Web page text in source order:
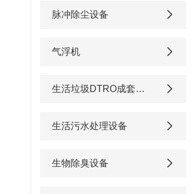
脉冲除尘设备
气浮机
生活垃圾DTRO成套渗滤液处理设备
生活污水处理设备
生物除臭设备